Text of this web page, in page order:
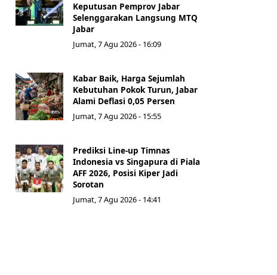
Keputusan Pemprov Jabar
Selenggarakan Langsung MTQ
Jabar
Jumat, 7 Agu 2026 - 16:09
Kabar Baik, Harga Sejumlah
Kebutuhan Pokok Turun, Jabar
Alami Deflasi 0,05 Persen
Jumat, 7 Agu 2026 - 15:55
Prediksi Line-up Timnas
Indonesia vs Singapura di Piala
AFF 2026, Posisi Kiper Jadi
Sorotan
Jumat, 7 Agu 2026 - 14:41